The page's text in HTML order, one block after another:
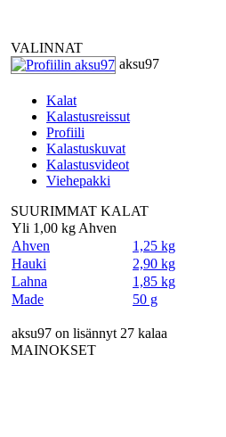
VALINNAT
aksu97
Kalat
Kalastusreissut
Profiili
Kalastuskuvat
Kalastusvideot
Viehepakki
SUURIMMAT KALAT
Yli 1,00 kg Ahven
Ahven
1,25 kg
Hauki
2,90 kg
Lahna
1,85 kg
Made
50 g
aksu97 on lisännyt 27 kalaa
MAINOKSET